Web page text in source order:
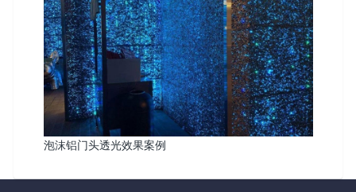
泡沫铝门头透光效果案例